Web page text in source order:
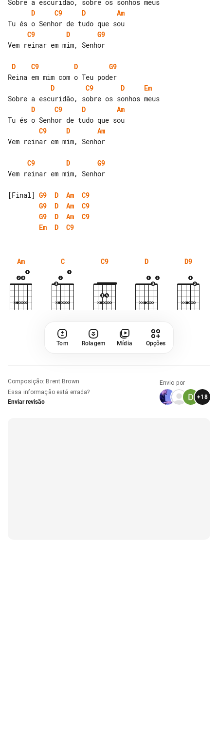
D
C9 D
Am
C9
D
G9
Vem reinar em mim, Senhor
D C9 D
G9
D
C9 D
Em
D
C9 D
Am
C9
D
Am
Vem reinar em mim, Senhor
C9 D
G9
Vem reinar em mim, Senhor
[Final] G9 D Am
C9
G9
D Am
C9
G9
D Am
C9
Em
D C9
Am C C9 D D9
Tom Rolagem Mídia Opções
Composição: Brent Brown
Essa informação está errada?
Enviar revisão
Envio por
+18